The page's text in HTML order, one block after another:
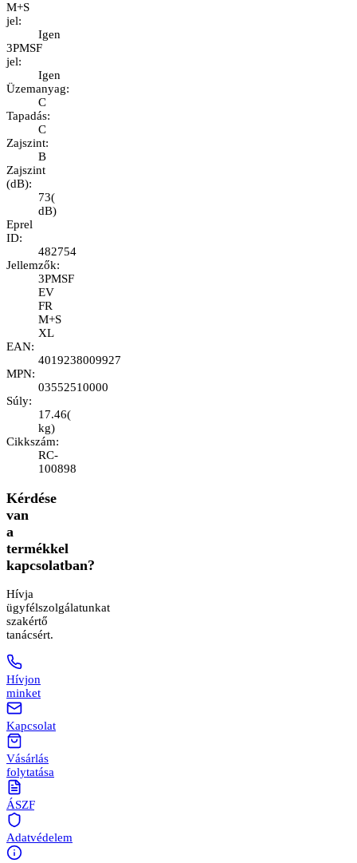
M+S
jel:
Igen
3PMSF
jel:
Igen
Üzemanyag:
C
Tapadás:
C
Zajszint:
B
Zajszint
(dB):
73(
dB)
Eprel
ID:
482754
Jellemzők:
3PMSF
EV
FR
M+S
XL
EAN:
4019238009927
MPN:
03552510000
Súly:
17.46(
kg)
Cikkszám:
RC-
100898
Kérdése
van
a
termékkel
kapcsolatban?
Hívja
ügyfélszolgálatunkat
szakértő
tanácsért.
Hívjon
minket
Kapcsolat
Vásárlás
folytatása
ÁSZF
Adatvédelem